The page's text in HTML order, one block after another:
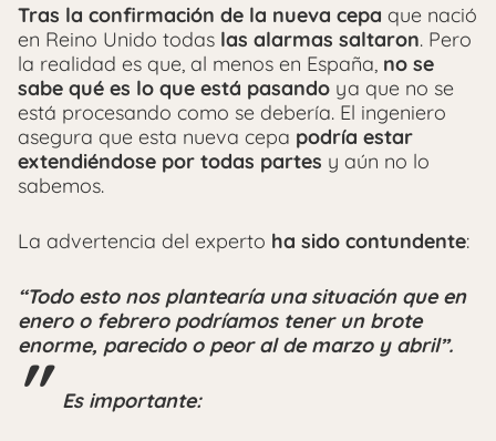
Tras la confirmación de la nueva cepa que nació
en Reino Unido todas las alarmas saltaron. Pero
la realidad es que, al menos en España, no se
sabe qué es lo que está pasando ya que no se
está procesando como se debería. El ingeniero
asegura que esta nueva cepa podría estar
extendiéndose por todas partes y aún no lo
sabemos.
La advertencia del experto ha sido contundente:
“Todo esto nos plantearía una situación que en
enero o febrero podríamos tener un brote
enorme, parecido o peor al de marzo y abril”.
Es importante: